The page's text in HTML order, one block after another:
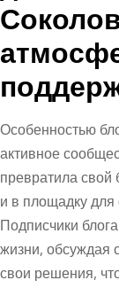
Особенностью
активное
превратила свой
и в площадку
Подписчики
жизни, обсуждая
свои решения,